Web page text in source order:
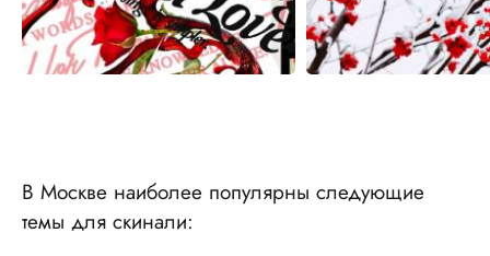
В Москве наиболее популярны следующие
темы для скинали: